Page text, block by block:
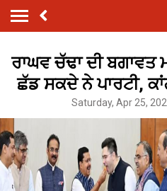
ਰਾਘਵ ਚੱਢਾ ਦੀ
ਛੱਡ ਸਕਦੇ ਨੇ ਪਾਰਟੀ,
Saturday, Apr 25,